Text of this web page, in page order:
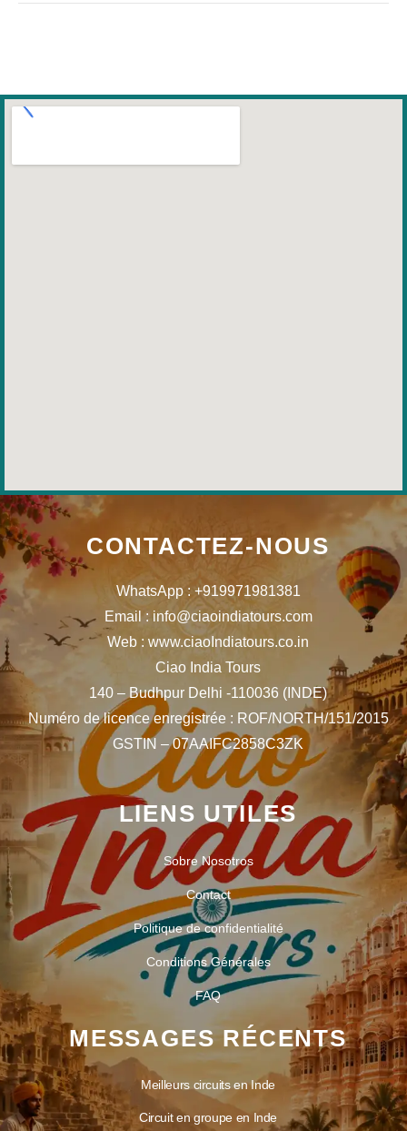
CONTACTEZ-NOUS
WhatsApp : +919971981381
Email : info@ciaoindiatours.com
Web : www.ciaoIndiatours.co.in
Ciao India Tours
140 – Budhpur Delhi -110036 (INDE)
Numéro de licence enregistrée : ROF/NORTH/151/2015
GSTIN – 07AAIFC2858C3ZK
LIENS UTILES
Sobre Nosotros
Contact
Politique de confidentialité
Conditions Générales
FAQ
MESSAGES RÉCENTS
Meilleurs circuits en Inde
Circuit en groupe en Inde